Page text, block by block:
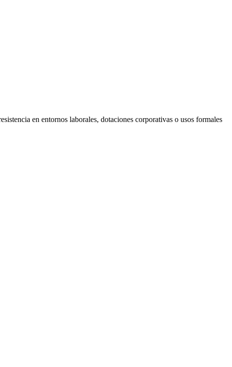
en entornos laborales, dotaciones corporativas o usos formales